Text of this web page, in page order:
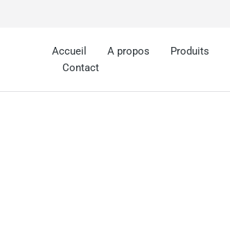
Accueil A propos Produits
Contact